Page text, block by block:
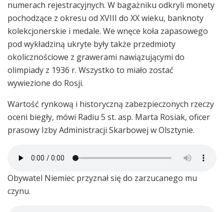
numerach rejestracyjnych. W bagażniku odkryli monety
pochodzące z okresu od XVIII do XX wieku, banknoty
kolekcjonerskie i medale. We wnęce koła zapasowego
pod wykładziną ukryte były także przedmioty
okolicznościowe z grawerami nawiązującymi do
olimpiady z 1936 r. Wszystko to miało zostać
wywiezione do Rosji.
Wartość rynkową i historyczną zabezpieczonych rzeczy
oceni biegły, mówi Radiu 5 st. asp. Marta Rosiak, oficer
prasowy Izby Administracji Skarbowej w Olsztynie.
Obywatel Niemiec przyznał się do zarzucanego mu
czynu.